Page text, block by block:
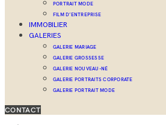
PORTRAIT MODE
FILM D’ENTREPRISE
IMMOBILIER
GALERIES
GALERIE MARIAGE
GALERIE GROSSESSE
GALERIE NOUVEAU-NÉ
GALERIE PORTRAITS CORPORATE
GALERIE PORTRAIT MODE
CONTACT